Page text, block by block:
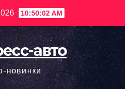
10:50:03 AM
авто
новинки